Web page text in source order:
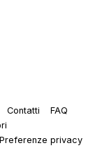
Contatti
FAQ
privacy